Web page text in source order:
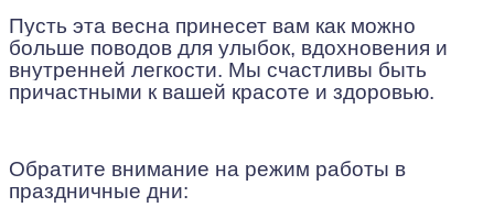
Пусть эта весна принесет вам как можно
больше поводов для улыбок, вдохновения и
внутренней легкости. Мы счастливы быть
причастными к вашей красоте и здоровью.
Обратите внимание на режим работы в
праздничные дни: